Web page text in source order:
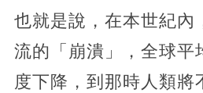
也就是說，在本世紀內
流的「崩潰」，全球平
度下降，到那時人類將